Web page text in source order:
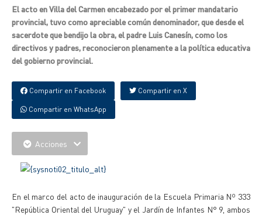
El acto en Villa del Carmen encabezado por el primer mandatario
provincial, tuvo como apreciable común denominador, que desde el
sacerdote que bendijo la obra, el padre Luis Canesín, como los
directivos y padres, reconocieron plenamente a la política educativa
del gobierno provincial.
Compartir en Facebook Compartir en X
Compartir en WhatsApp
Acciones
En el marco del acto de inauguración de la Escuela Primaria Nº 333
"República Oriental del Uruguay" y el Jardín de Infantes N° 9, ambos